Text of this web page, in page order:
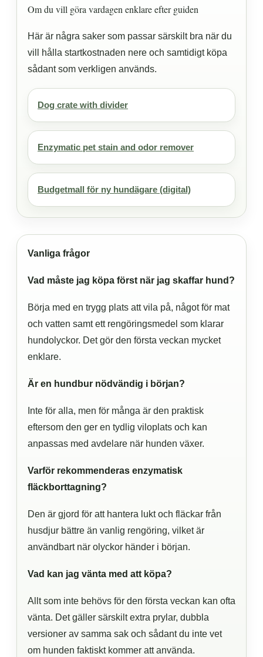
Om du vill göra vardagen enklare efter guiden
Här är några saker som passar särskilt bra när du
vill hålla startkostnaden nere och samtidigt köpa
sådant som verkligen används.
Dog crate with divider
Enzymatic pet stain and odor remover
Budgetmall för ny hundägare (digital)
Vanliga frågor
Vad måste jag köpa först när jag skaffar hund?
Börja med en trygg plats att vila på, något för mat
och vatten samt ett rengöringsmedel som klarar
hundolyckor. Det gör den första veckan mycket
enklare.
Är en hundbur nödvändig i början?
Inte för alla, men för många är den praktisk
eftersom den ger en tydlig viloplats och kan
anpassas med avdelare när hunden växer.
Varför rekommenderas enzymatisk
fläckborttagning?
Den är gjord för att hantera lukt och fläckar från
husdjur bättre än vanlig rengöring, vilket är
användbart när olyckor händer i början.
Vad kan jag vänta med att köpa?
Allt som inte behövs för den första veckan kan ofta
vänta. Det gäller särskilt extra prylar, dubbla
versioner av samma sak och sådant du inte vet
om hunden faktiskt kommer att använda.